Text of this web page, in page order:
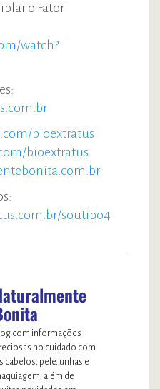
o Fator
watch?
bioextratus
bioextratus
soutipo4
com informações
no cuidado com
cabelos, pele, unhas e
além de